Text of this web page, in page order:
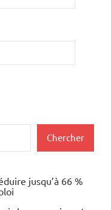
Chercher
jusqu’à 66 %